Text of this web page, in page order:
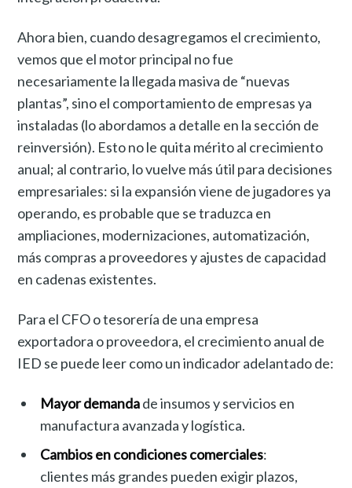
Ahora bien, cuando desagregamos el crecimiento,
vemos que el motor principal no fue
necesariamente la llegada masiva de “nuevas
plantas”, sino el comportamiento de empresas ya
instaladas (lo abordamos a detalle en la sección de
reinversión). Esto no le quita mérito al crecimiento
anual; al contrario, lo vuelve más útil para decisiones
empresariales: si la expansión viene de jugadores ya
operando, es probable que se traduzca en
ampliaciones, modernizaciones, automatización,
más compras a proveedores y ajustes de capacidad
en cadenas existentes.
Para el CFO o tesorería de una empresa
exportadora o proveedora, el crecimiento anual de
IED se puede leer como un indicador adelantado de:
Mayor demandade insumos y servicios en
manufactura avanzada y logística.
Cambios en condiciones comerciales:
clientes más grandes pueden exigir plazos,